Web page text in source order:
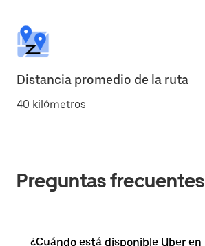
Distancia promedio de la ruta
40 kilómetros
Preguntas frecuentes
¿Cuándo está disponible Uber en